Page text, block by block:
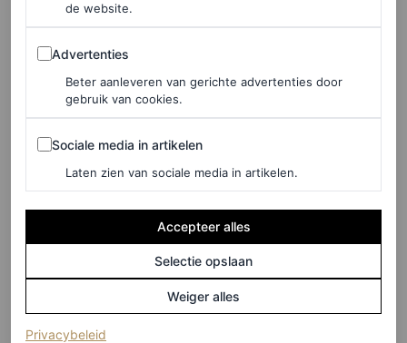
WELLNESS
Je lichaam is een tempel,
toch? De wellnesswereld
ontleed
LISA BOUYEURE
VOICES
Doortje Smithuijsen in
Modern Love: sleeping apart
de website.
Advertenties
Advertenties
Beter aanleveren van gerichte advertenties door
gebruik van cookies.
Sociale media in artikelen
Sociale media in artikelen
Laten zien van sociale media in artikelen.
Accepteer alles
Selectie opslaan
Weiger alles
Privacybeleid